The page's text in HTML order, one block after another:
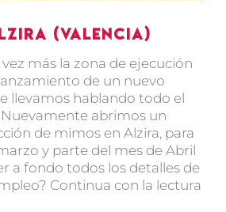
(Valencia)
más la zona de ejecución
de un nuevo
llevamos hablando todo el
abrimos un
de mimos en Alzira, para
y parte del mes de Abril
a fondo todos los detalles de
Continua con la lectura